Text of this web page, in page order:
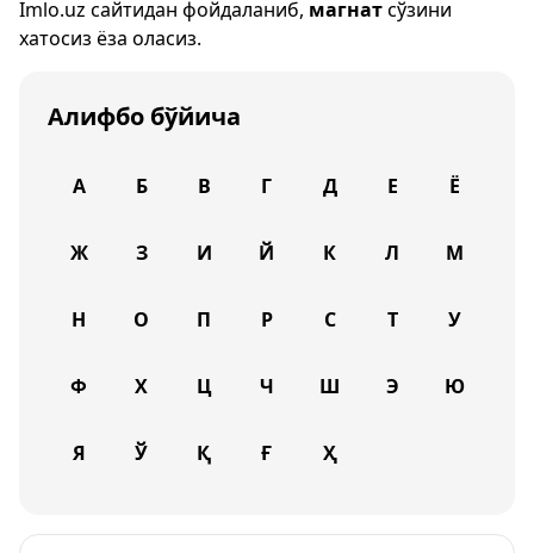
Imlo.uz сайтидан фойдаланиб, магнатсўзини
хатосиз ёза оласиз.
Алифбо бўйича
А Б В Г Д Е Ё
Ж З И Й К Л М
Н О П Р С Т У
Ф Х Ц Ч Ш Э Ю
Я Ў Қ Ғ Ҳ